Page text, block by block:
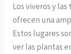
Los viveros y
ofrecen una
Estos lugares
ver las plantas